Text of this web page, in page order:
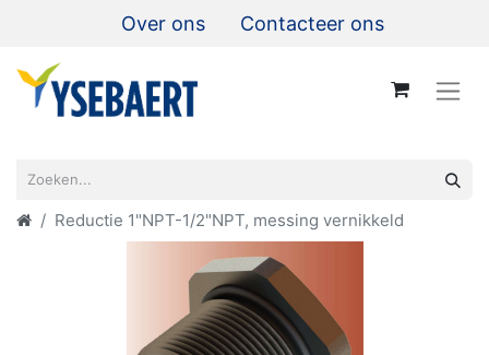
Over ons Contacteer ons
Reductie 1"NPT-1/2"NPT, messing vernikkeld